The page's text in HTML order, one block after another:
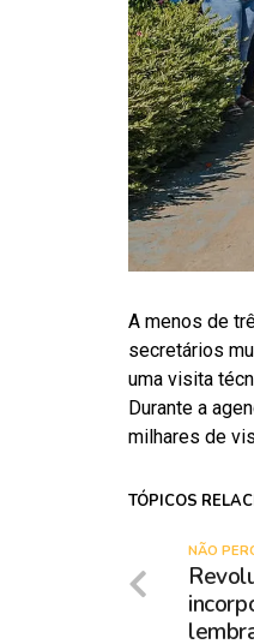
A menos de
secretários
uma visita
Durante a
milhares de
TÓPICOS
NÃO